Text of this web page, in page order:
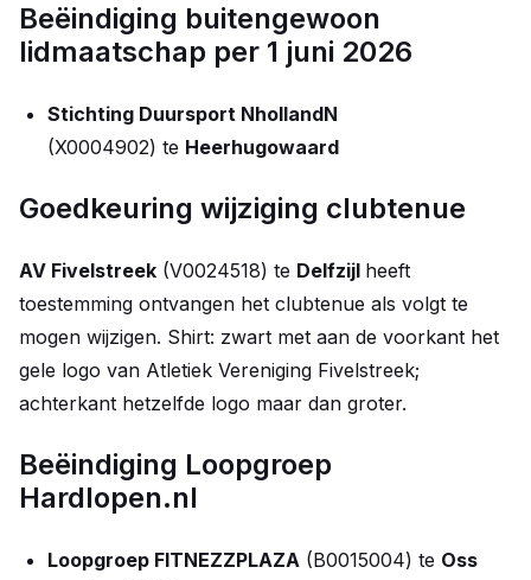
Beëindiging buitengewoon
lidmaatschap per 1 juni 2026
Stichting Duursport NhollandN
(X0004902) te Heerhugowaard
Goedkeuring wijziging clubtenue
AV Fivelstreek (V0024518) te Delfzijl heeft
toestemming ontvangen het clubtenue als volgt te
mogen wijzigen. Shirt: zwart met aan de voorkant het
gele logo van Atletiek Vereniging Fivelstreek;
achterkant hetzelfde logo maar dan groter.
Beëindiging Loopgroep
Hardlopen.nl
Loopgroep FITNEZZPLAZA (B0015004) te Oss